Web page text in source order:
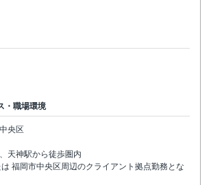
・職場環境
央区
天神駅から徒歩圏内
福岡市中央区周辺のクライアント拠点勤務とな